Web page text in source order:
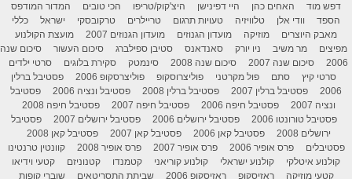
דפש מוד
האחים כהן היי דפינישן היצ'קוק/טריפו הכי טובים
המדור המודפס
הספד
וודי אלן טלוויזיה טעויות תרגום טריילרים טרקובסקי ישראל
כללי
מאבק היוצרים
מוזיקה מועדון הגנוזים מועדון הגנוזים 2007
מועצת הקולנוע
מפיצים
מר משיב ניו יורק סאנדאנס סטיבן ספילברג סיכום העשור
סיכום שנה
2006
סיכום שנה 2007 סיכום שנה 2008 סינמטק סקירת בלוגים
סרטי ילדים
סרטי קיץ
סתם פול מקרטני פוליצרוסקופ פוליצרסקופ 2006
פסטיבל ברלין
2006
פסטיבל ברלין 2007 פסטיבל ברלין 2008 פסטיבל ונציה 2006
פסטיבל
ונציה 2007
פסטיבל חיפה 2006 פסטיבל חיפה 2007
פסטיבל חיפה 2008
פסטיבל טורונטו 2006
פסטיבל ירושלים 2006 פסטיבל ירושלים 2007
פסטיבל
ירושלים 2008
פסטיבל קאן 2006 פסטיבל קאן 2007
פסטיבל קאן 2008
פסטיבלים
פרס אופיר 2006 פרס אופיר 2007 פרס אופיר 2008
קוונטין טרנטינו
קולנוע איטלקי
קולנוע ישראלי קולנוע קוריאני קטמנדו קטנוניזם
קטעי וידיאו
קטעי מוזיקה
ראזיסקופ ראזיסקופ 2006 שביתת התסריטאים שוברי קופות